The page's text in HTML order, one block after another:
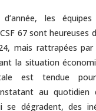
les
67 sont heureuses
mais rattrapées
la situation
est tendue
au quotidien
se dégradent, des